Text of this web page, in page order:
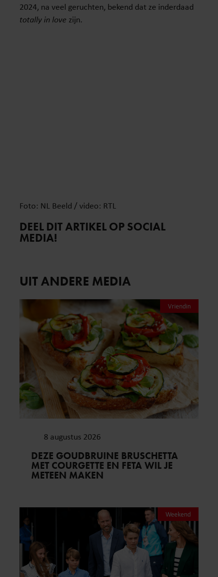
2024, na veel geruchten, bekend dat ze inderdaad
totally in love zijn.
Foto: NL Beeld / video: RTL
DEEL DIT ARTIKEL OP SOCIAL
MEDIA!
UIT ANDERE MEDIA
Vriendin
8 augustus 2026
DEZE GOUDBRUINE BRUSCHETTA
MET COURGETTE EN FETA WIL JE
METEEN MAKEN
Weekend